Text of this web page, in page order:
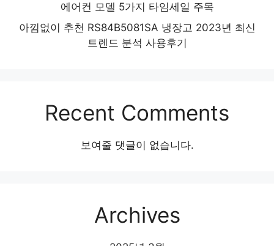
에어컨 모델 5가지 타임세일 주목
아낌없이 추천 RS84B5081SA 냉장고 2023년 최신
트렌드 분석 사용후기
Recent Comments
보여줄 댓글이 없습니다.
Archives